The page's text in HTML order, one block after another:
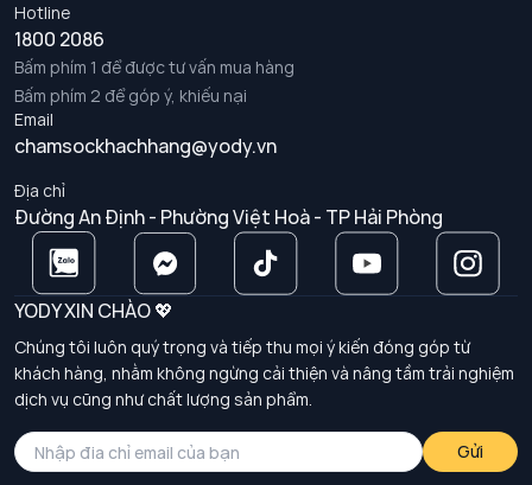
Hotline
1800 2086
Bấm phím 1 để được tư vấn mua hàng
Bấm phím 2 để góp ý, khiếu nại
Email
chamsockhachhang@yody.vn
Địa chỉ
Đường An Định - Phường Việt Hoà - TP Hải Phòng
YODY XIN CHÀO 💖
Chúng tôi luôn quý trọng và tiếp thu mọi ý kiến đóng góp từ
khách hàng, nhằm không ngừng cải thiện và nâng tầm trải nghiệm
dịch vụ cũng như chất lượng sản phẩm.
Gửi